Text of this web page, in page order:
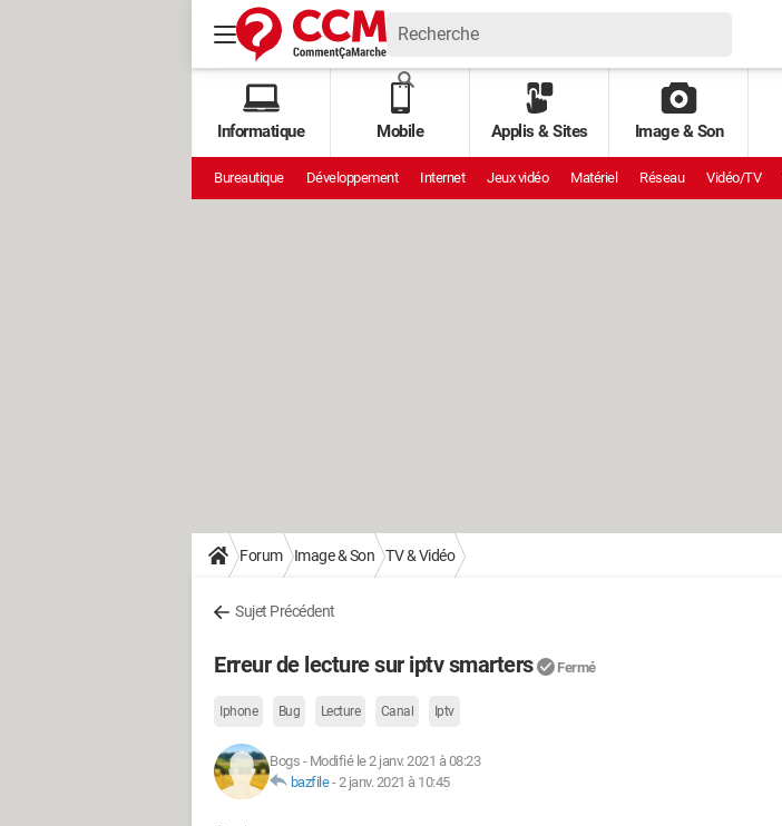
Informatique Mobile Applis & Sites Image & Son
Bureautique Développement Internet Jeux vidéo Matériel Réseau Vidéo/TV
Forum Image & Son TV & Vidéo
Sujet Précédent
Erreur de lecture sur iptv smarters Fermé
Iphone Bug Lecture Canal Iptv
Bogs - Modifié le 2 janv. 2021 à 08:23
bazfile-2 janv. 2021 à 10:45